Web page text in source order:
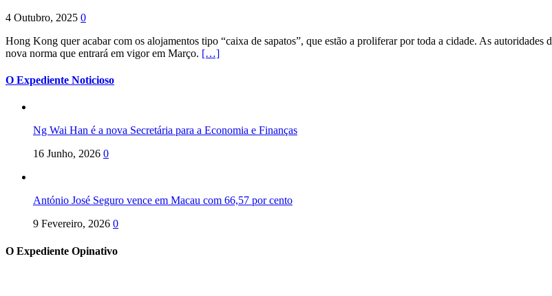
4 Outubro, 2025 0
Hong Kong quer acabar com os alojamentos tipo “caixa de sapatos”, que estão a proliferar por toda a cidade. As
nova norma que entrará em vigor em Março. […]
O Expediente Noticioso
Ng Wai Han é a nova Secretária para a Economia e Finanças
16 Junho, 2026 0
António José Seguro vence em Macau com 66,57 por cento
9 Fevereiro, 2026 0
O Expediente Opinativo